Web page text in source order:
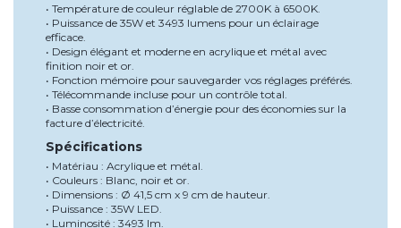
• Température de couleur réglable de 2700K à 6500K.
• Puissance de 35W et 3493 lumens pour un éclairage
efficace.
• Design élégant et moderne en acrylique et métal avec
finition noir et or.
• Fonction mémoire pour sauvegarder vos réglages préférés.
• Télécommande incluse pour un contrôle total.
• Basse consommation d’énergie pour des économies sur la
facture d’électricité.
Spécifications
• Matériau : Acrylique et métal.
• Couleurs : Blanc, noir et or.
• Dimensions : Ø 41,5 cm x 9 cm de hauteur.
• Puissance : 35W LED.
• Luminosité : 3493 lm.